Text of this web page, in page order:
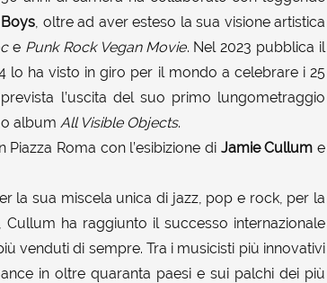
, oltre ad aver esteso la sua visione artistica
e Punk Rock Vegan Movie. Nel 2023 pubblica il
lo ha visto in giro per il mondo a celebrare i 25
l’uscita del suo primo lungometraggio
album All Visible Objects.
Roma con l’esibizione di Jamie Cullum e
la sua miscela unica di jazz, pop e rock, per la
ha raggiunto il successo internazionale
venduti di sempre. Tra i musicisti più innovativi
in oltre quaranta paesi e sui palchi dei più